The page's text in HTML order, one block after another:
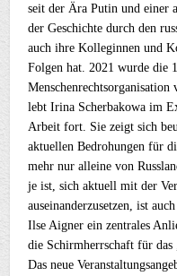
seit der Ära Putin und einer
der Geschichte durch den
auch ihre Kolleginnen und
Folgen hat. 2021 wurde die
lebt Irina Scherbakowa im
Arbeit fort. Sie zeigt sich
aktuellen Bedrohungen für
mehr nur alleine von
je ist, sich aktuell mit der
auseinanderzusetzen, ist
Ilse Aigner ein zentrales
die Schirmherrschaft für das
Das neue